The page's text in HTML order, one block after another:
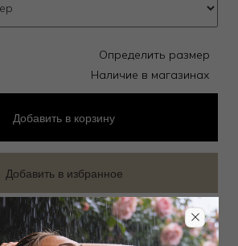
Определить размер
Наличие в магазинах
Добавить в корзину
Добавить в избранное
Забронировать в магазине